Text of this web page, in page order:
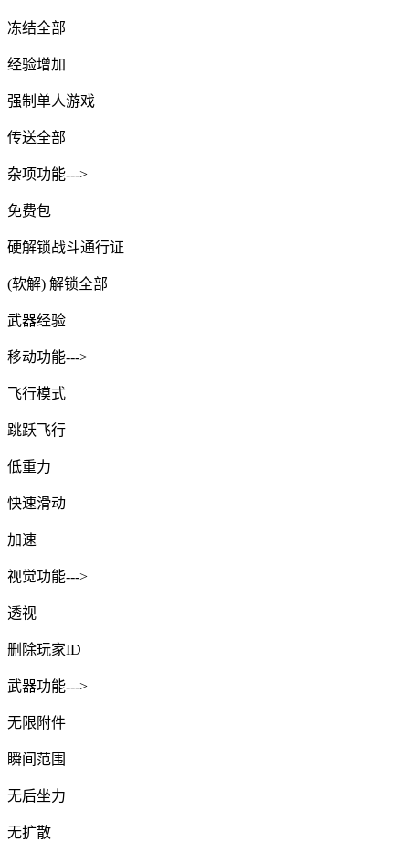
冻结全部
经验增加
强制单人游戏
传送全部
杂项功能--->
免费包
硬解锁战斗通行证
(软解) 解锁全部
武器经验
移动功能--->
飞行模式
跳跃飞行
低重力
快速滑动
加速
视觉功能--->
透视
删除玩家ID
武器功能--->
无限附件
瞬间范围
无后坐力
无扩散